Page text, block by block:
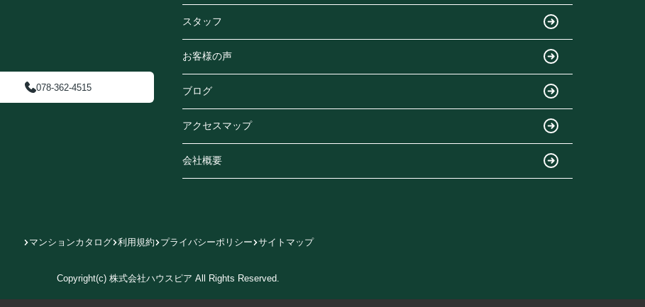
078-362-4515
スタッフ
お客様の声
ブログ
アクセスマップ
会社概要
マンションカタログ 利用規約 プライバシーポリシー サイトマップ
Copyright(c) 株式会社ハウスピア All Rights Reserved.